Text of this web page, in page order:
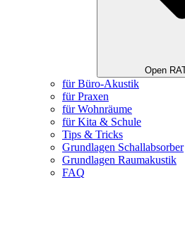
Open
für Büro-Akustik
für Praxen
für Wohnräume
für Kita & Schule
Tips & Tricks
Grundlagen Schallabsorber
Grundlagen Raumakustik
FAQ